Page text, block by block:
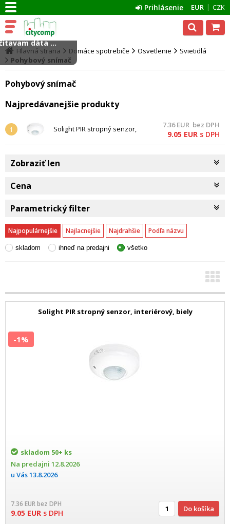
EUR CZK
Prihlásenie
Hlavná strana Domáce spotrebiče Osvetlenie
Svietidlá
Pohybový snímač
Pohybový snímač
Najpredávanejšie produkty
1
Solight PIR stropný senzor,
7.36EUR bez DPH
9.05 EUR s DPH
Zobraziť len
Cena
Parametrický filter
Najpopulárnejšie Najlacnejšie Najdrahšie Podľa názvu
skladom ihneď na predajni všetko
Solight PIR stropný senzor, interiérový, biely
skladom 50+ ks
Na predajni 12.8.2026
u Vás13.8.2026
7.36 EURbez DPH
9.05 EUR s DPH
-1%
Do košíka
dáta ...